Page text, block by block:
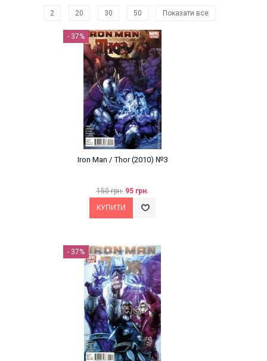
2 20 30 50 Показати все
- 37%
Iron Man / Thor (2010) №3
150 грн. 95 грн.
- 37%